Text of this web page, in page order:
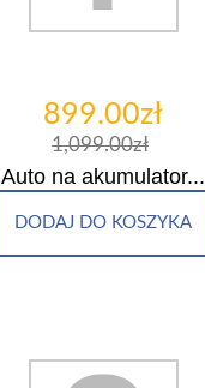
899.00zł
1,099.00zł
Auto na akumulator...
DODAJ DO KOSZYKA